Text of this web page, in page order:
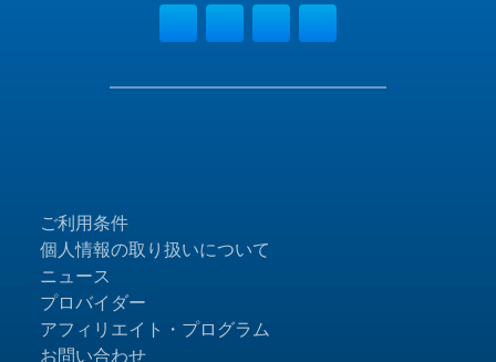
ご利用条件
個人情報の取り扱いについて
ニュース
プロバイダー
アフィリエイト・プログラム
お問い合わせ